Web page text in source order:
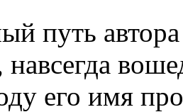
путь
его имя